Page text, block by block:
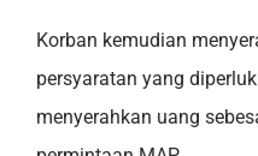
Korban kemudian
persyaratan yang
menyerahkan uang